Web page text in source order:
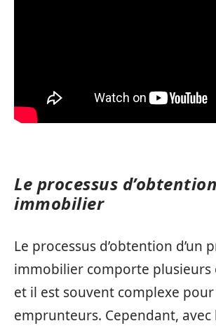
Le processus
immobilier
Le processus d’obtention d’un
immobilier comporte plusieurs
et il est souvent complexe
emprunteurs. Cependant, avec